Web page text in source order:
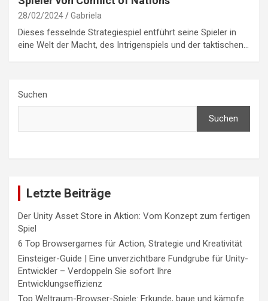
28/02/2024 Gabriela
Dieses fesselnde Strategiespiel entführt seine Spieler in
eine Welt der Macht, des Intrigenspiels und der taktischen…
Suchen
Suchen
Letzte Beiträge
Der Unity Asset Store in Aktion: Vom Konzept zum fertigen
Spiel
6 Top Browsergames für Action, Strategie und Kreativität
Einsteiger-Guide | Eine unverzichtbare Fundgrube für Unity-
Entwickler – Verdoppeln Sie sofort Ihre
Entwicklungseffizienz
Top Weltraum-Browser-Spiele: Erkunde, baue und kämpfe